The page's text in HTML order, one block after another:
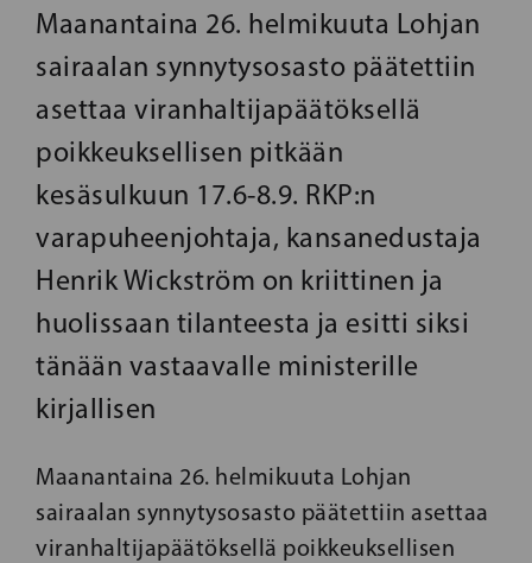
Maanantaina 26. helmikuuta Lohjan
sairaalan synnytysosasto päätettiin
asettaa viranhaltijapäätöksellä
poikkeuksellisen pitkään
kesäsulkuun 17.6-8.9. RKP:n
varapuheenjohtaja, kansanedustaja
Henrik Wickström on kriittinen ja
huolissaan tilanteesta ja esitti siksi
tänään vastaavalle ministerille
kirjallisen
Maanantaina 26. helmikuuta Lohjan
sairaalan synnytysosasto päätettiin asettaa
viranhaltijapäätöksellä poikkeuksellisen